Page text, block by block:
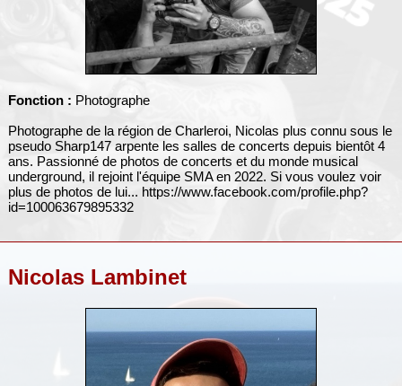
Fonction : Photographe
Photographe de la région de Charleroi, Nicolas plus connu sous le
pseudo Sharp147 arpente les salles de concerts depuis bientôt 4
ans. Passionné de photos de concerts et du monde musical
underground, il rejoint l'équipe SMA en 2022. Si vous voulez voir
plus de photos de lui... https://www.facebook.com/profile.php?
id=100063679895332
Nicolas Lambinet